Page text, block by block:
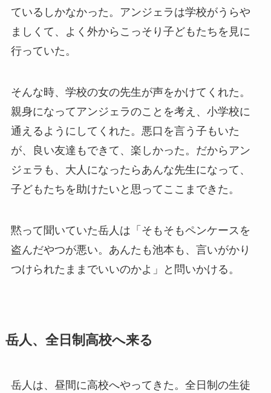
ているしかなかった。アンジェラは学校がうらや
ましくて、よく外からこっそり子どもたちを見に
行っていた。
そんな時、学校の女の先生が声をかけてくれた。
親身になってアンジェラのことを考え、小学校に
通えるようにしてくれた。悪口を言う子もいた
が、良い友達もできて、楽しかった。だからアン
ジェラも、大人になったらあんな先生になって、
子どもたちを助けたいと思ってここまできた。
黙って聞いていた岳人は「そもそもペンケースを
盗んだやつが悪い。あんたも池本も、言いがかり
つけられたままでいいのかよ」と問いかける。
岳人、全日制高校へ来る
岳人は、昼間に高校へやってきた。全日制の生徒